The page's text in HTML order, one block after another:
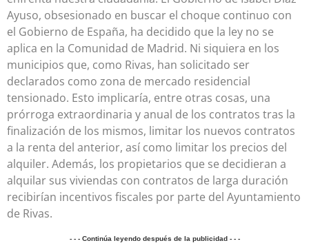
Ayuso, obsesionado en buscar el choque continuo con
el Gobierno de España, ha decidido que la ley no se
aplica en la Comunidad de Madrid. Ni siquiera en los
municipios que, como Rivas, han solicitado ser
declarados como zona de mercado residencial
tensionado. Esto implicaría, entre otras cosas, una
prórroga extraordinaria y anual de los contratos tras la
finalización de los mismos, limitar los nuevos contratos
a la renta del anterior, así como limitar los precios del
alquiler. Además, los propietarios que se decidieran a
alquilar sus viviendas con contratos de larga duración
recibirían incentivos fiscales por parte del Ayuntamiento
de Rivas.
- - - Continúa leyendo después de la publicidad - - -